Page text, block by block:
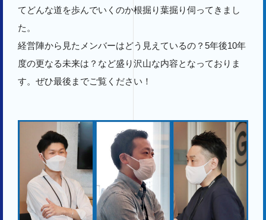
てどんな道を歩んでいくのか根掘り葉掘り伺ってきまし
た。
経営陣から見たメンバーはどう見えているの？5年後10年
度の更なる未来は？など盛り沢山な内容となっておりま
す。ぜひ最後までご覧ください！